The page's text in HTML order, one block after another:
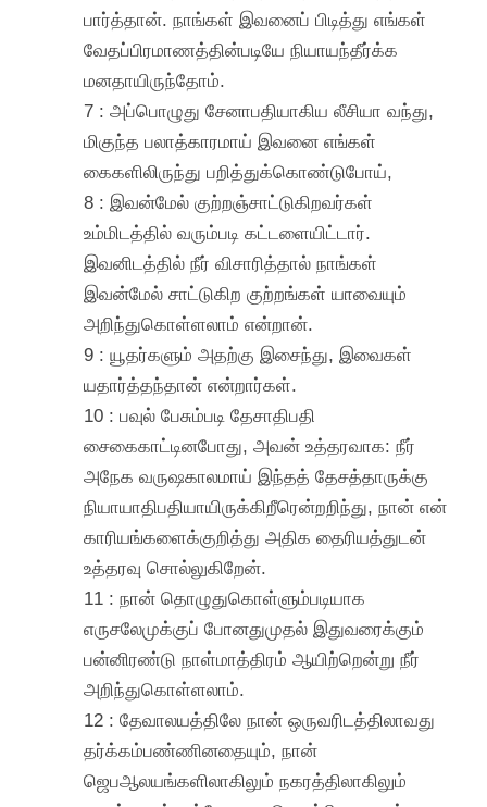
பார்த்தான். நாங்கள் இவனைப் பிடித்து எங்கள்
வேதப்பிரமாணத்தின்படியே நியாயந்தீர்க்க
மனதாயிருந்தோம்.
7 : அப்பொழுது சேனாபதியாகிய லீசியா வந்து,
மிகுந்த பலாத்காரமாய் இவனை எங்கள்
கைகளிலிருந்து பறித்துக்கொண்டுபோய்,
8 : இவன்மேல் குற்றஞ்சாட்டுகிறவர்கள்
உம்மிடத்தில் வரும்படி கட்டளையிட்டார்.
இவனிடத்தில் நீர் விசாரித்தால் நாங்கள்
இவன்மேல் சாட்டுகிற குற்றங்கள் யாவையும்
அறிந்துகொள்ளலாம் என்றான்.
9 : யூதர்களும் அதற்கு இசைந்து, இவைகள்
யதார்த்தந்தான் என்றார்கள்.
10 : பவுல் பேசும்படி தேசாதிபதி
சைகைகாட்டினபோது, அவன் உத்தரவாக: நீர்
அநேக வருஷகாலமாய் இந்தத் தேசத்தாருக்கு
நியாயாதிபதியாயிருக்கிறீரென்றறிந்து, நான் என்
காரியங்களைக்குறித்து அதிக தைரியத்துடன்
உத்தரவு சொல்லுகிறேன்.
11 : நான் தொழுதுகொள்ளும்படியாக
எருசலேமுக்குப் போனதுமுதல் இதுவரைக்கும்
பன்னிரண்டு நாள்மாத்திரம் ஆயிற்றென்று நீர்
அறிந்துகொள்ளலாம்.
12 : தேவாலயத்திலே நான் ஒருவரிடத்திலாவது
தர்க்கம்பண்ணினதையும், நான்
ஜெபஆலயங்களிலாகிலும் நகரத்திலாகிலும்